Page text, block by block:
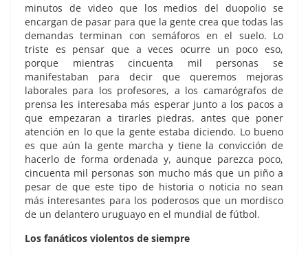
minutos de video que los medios del duopolio se
encargan de pasar para que la gente crea que todas las
demandas terminan con semáforos en el suelo. Lo
triste es pensar que a veces ocurre un poco eso,
porque mientras cincuenta mil personas se
manifestaban para decir que queremos mejoras
laborales para los profesores, a los camarógrafos de
prensa les interesaba más esperar junto a los pacos a
que empezaran a tirarles piedras, antes que poner
atención en lo que la gente estaba diciendo. Lo bueno
es que aún la gente marcha y tiene la convicción de
hacerlo de forma ordenada y, aunque parezca poco,
cincuenta mil personas son mucho más que un piño a
pesar de que este tipo de historia o noticia no sean
más interesantes para los poderosos que un mordisco
de un delantero uruguayo en el mundial de fútbol.
Los fanáticos violentos de siempre